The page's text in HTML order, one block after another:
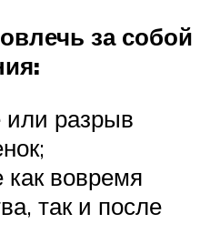
за собой
или разрыв
как вовремя
так и после